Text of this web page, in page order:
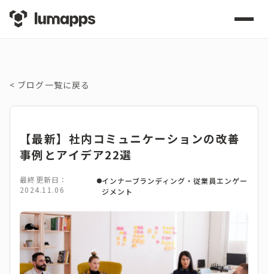
< ブログ一覧に戻る
【最新】社内コミュニケーションの改善
事例とアイデア22選
最終更新日：
2024.11.06
インナーブランディング・従業員エンゲー
ジメント